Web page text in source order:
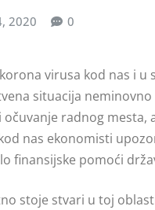
2020 0
virusa kod nas i
situacija
radnog mesta,
nas ekonomisti
finansijske pomoći
stoje stvari u toj